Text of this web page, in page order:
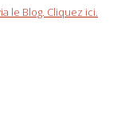
le Blog. Cliquez ici.